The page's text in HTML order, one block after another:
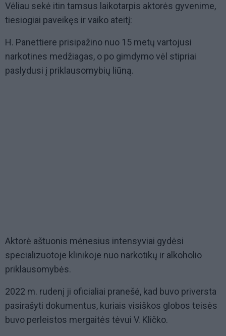
Vėliau sekė itin tamsus laikotarpis aktorės gyvenime,
tiesiogiai paveikęs ir vaiko ateitį:
H. Panettiere prisipažino nuo 15 metų vartojusi
narkotines medžiagas, o po gimdymo vėl stipriai
paslydusi į priklausomybių liūną.
Aktorė aštuonis mėnesius intensyviai gydėsi
specializuotoje klinikoje nuo narkotikų ir alkoholio
priklausomybės.
2022 m. rudenį ji oficialiai pranešė, kad buvo priversta
pasirašyti dokumentus, kuriais visiškos globos teisės
buvo perleistos mergaitės tėvui V. Kličko.